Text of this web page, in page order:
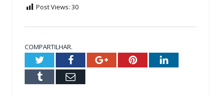
Post Views: 30
COMPARTILHAR.
TwitterFacebookGoogle+PinterestLinkedIn
Tumblr Email